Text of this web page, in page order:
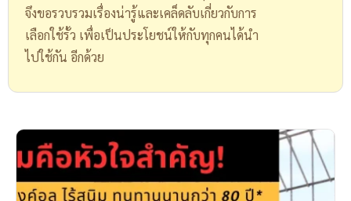
จึงขอรวบรวมเรื่องน่ารู้และเคล็ดลับเกี่ยวกับการ
เลือกใช้รั้ว เพื่อเป็นประโยชน์ให้กับทุกคนได้นำ
ไปใช้กัน อีกด้วย